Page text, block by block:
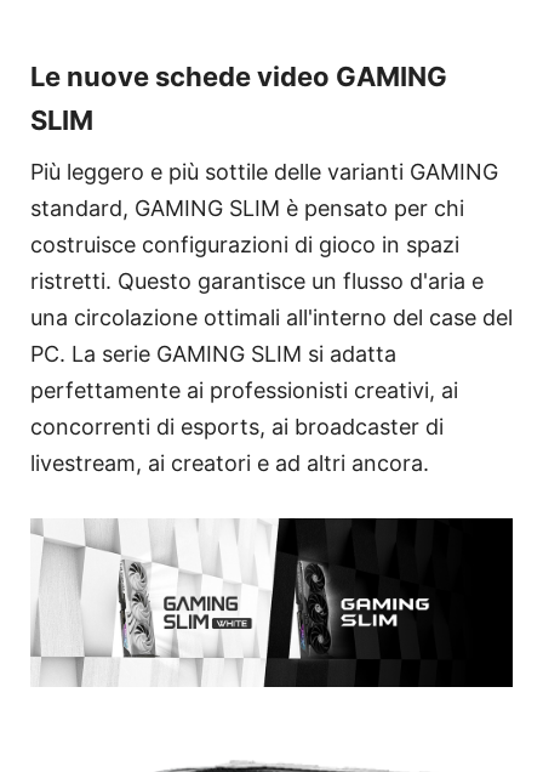
Le nuove schede video GAMING
SLIM
Più leggero e più sottile delle varianti GAMING
standard, GAMING SLIM è pensato per chi
costruisce configurazioni di gioco in spazi
ristretti. Questo garantisce un flusso d'aria e
una circolazione ottimali all'interno del case del
PC. La serie GAMING SLIM si adatta
perfettamente ai professionisti creativi, ai
concorrenti di esports, ai broadcaster di
livestream, ai creatori e ad altri ancora.